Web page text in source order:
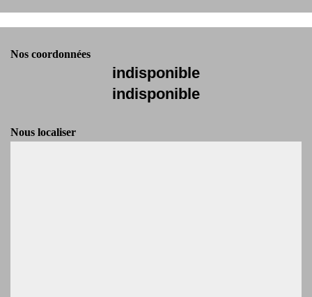
Nos coordonnées
indisponible
indisponible
Nous localiser